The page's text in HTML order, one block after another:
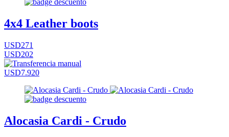
4x4 Leather boots
USD271
USD202
USD7.920
Alocasia Cardi - Crudo